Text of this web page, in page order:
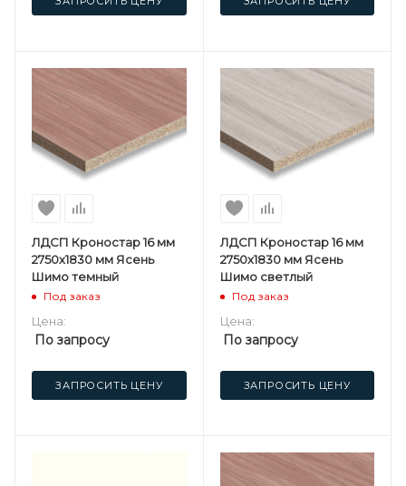
ЛДСП Кроностар 16 мм
2750х1830 мм Ясень
Шимо темный
Под заказ
Цена:
По запросу
ЗАПРОСИТЬ ЦЕНУ
ЛДСП Кроностар 16 мм
2750х1830 мм Ясень
Шимо светлый
Под заказ
Цена:
По запросу
ЗАПРОСИТЬ ЦЕНУ